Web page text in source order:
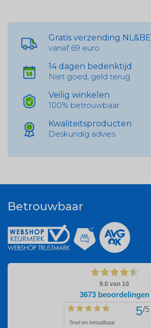
Gratis verzending NL&BE
vanaf 69 euro
14 dagen bedenktijd
Niet goed, geld terug
Veilig winkelen
100% betrouwbaar
Kwaliteitsproducten
Deskundig advies
Betrouwbaar